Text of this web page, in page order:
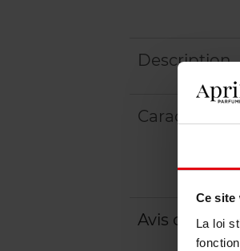
Ce site
La loi
Description
Avis client